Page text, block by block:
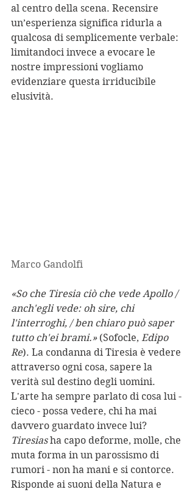
al centro della scena. Recensire
un’esperienza significa ridurla a
qualcosa di semplicemente verbale:
limitandoci invece a evocare le
nostre impressioni vogliamo
evidenziare questa irriducibile
elusività.
Marco Gandolfi
«So che Tiresia ciò che vede Apollo /
anch'egli vede: oh sire, chi
l'interroghi, / ben chiaro può saper
tutto ch'ei brami.» (Sofocle, Edipo
Re). La condanna di Tiresia è vedere
attraverso ogni cosa, sapere la
verità sul destino degli uomini.
L'arte ha sempre parlato di cosa lui -
cieco - possa vedere, chi ha mai
davvero guardato invece lui?
Tiresias ha capo deforme, molle, che
muta forma in un parossismo di
rumori - non ha mani e si contorce.
Risponde ai suoni della Natura e